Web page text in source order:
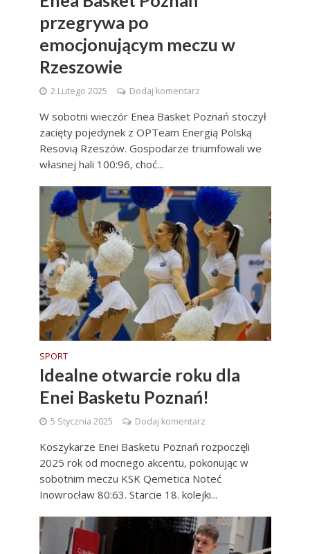
przegrywa po
emocjonującym meczu w
Rzeszowie
2 Lutego 2025 Dodaj komentarz
W sobotni wieczór Enea Basket Poznań stoczył
zacięty pojedynek z OPTeam Energią Polską
Resovią Rzeszów. Gospodarze triumfowali we
własnej hali 100:96, choć...
SPORT
Idealne otwarcie roku dla
Enei Basketu Poznań!
5 Stycznia 2025 Dodaj komentarz
Koszykarze Enei Basketu Poznań rozpoczęli
2025 rok od mocnego akcentu, pokonując w
sobotnim meczu KSK Qemetica Noteć
Inowrocław 80:63. Starcie 18. kolejki...